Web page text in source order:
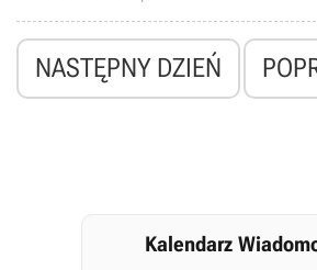
niemniej jednak kilkudziesięciosekundowy
nadchodzącej konsoli robi naprawdę
NASTĘPNY DZIEŃ
Kalendarz